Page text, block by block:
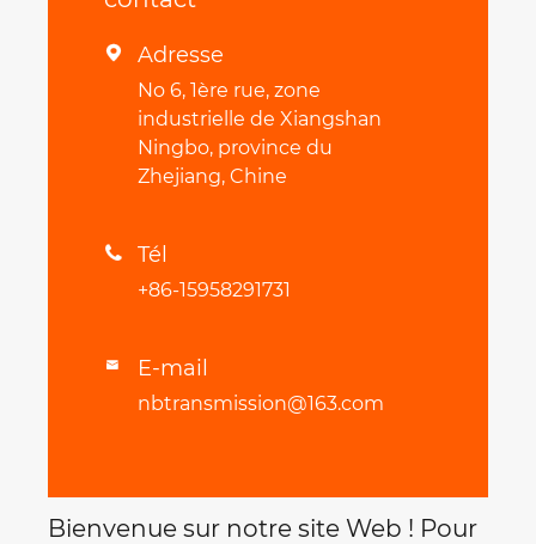
 Adresse
No 6, 1ère rue, zone
industrielle de Xiangshan
Ningbo, province du
Zhejiang, Chine
 Tél
+86-15958291731
 E-mail
nbtransmission@163.com
Bienvenue sur notre site Web ! Pour